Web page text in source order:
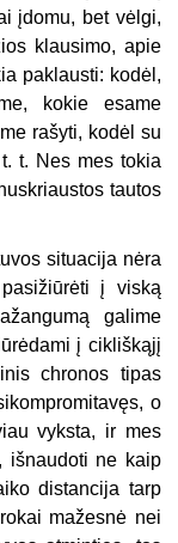
įdomu, bet vėlgi,
klausimo, apie
paklausti: kodėl,
kokie esame
rašyti, kodėl su
t. Nes mes tokia
tautos
situacija nėra
į viską
galime
į cikliškąjį
chronos tipas
o
vyksta, ir mes
išnaudoti ne kaip
distancija tarp
mažesnė nei